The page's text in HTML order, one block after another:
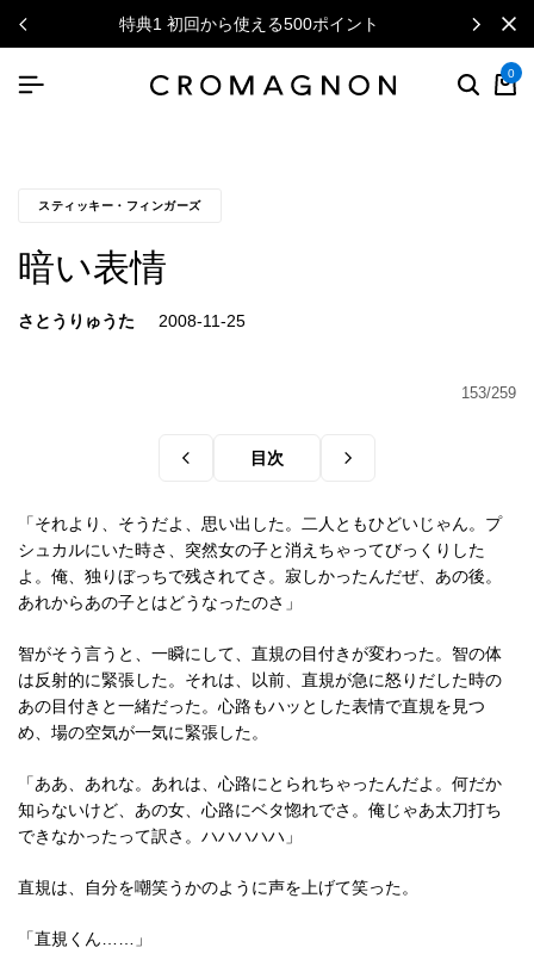
特典1 初回から使える500ポイント
0
スティッキー・フィンガーズ
暗い表情
さとうりゅうた
153/259
目次
「それより、そうだよ、思い出した。二人ともひどいじゃん。プ
シュカルにいた時さ、突然女の子と消えちゃってびっくりした
よ。俺、独りぼっちで残されてさ。寂しかったんだぜ、あの後。
あれからあの子とはどうなったのさ」
智がそう言うと、一瞬にして、直規の目付きが変わった。智の体
は反射的に緊張した。それは、以前、直規が急に怒りだした時の
あの目付きと一緒だった。心路もハッとした表情で直規を見つ
め、場の空気が一気に緊張した。
「ああ、あれな。あれは、心路にとられちゃったんだよ。何だか
知らないけど、あの女、心路にベタ惚れでさ。俺じゃあ太刀打ち
できなかったって訳さ。ハハハハハ」
直規は、自分を嘲笑うかのように声を上げて笑った。
「直規くん……」